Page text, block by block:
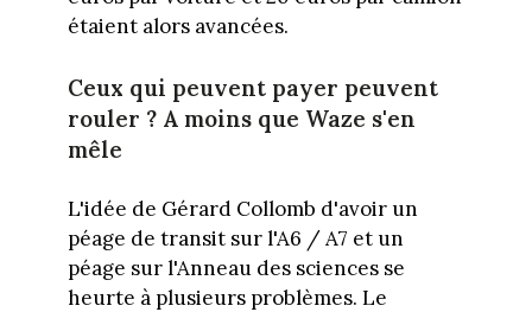
étaient alors avancées.
Ceux qui peuvent payer peuvent
rouler ? A moins que Waze s'en
mêle
L'idée de Gérard Collomb d'avoir un
péage de transit sur l'A6 / A7 et un
péage sur l'Anneau des sciences se
heurte à plusieurs problèmes. Le